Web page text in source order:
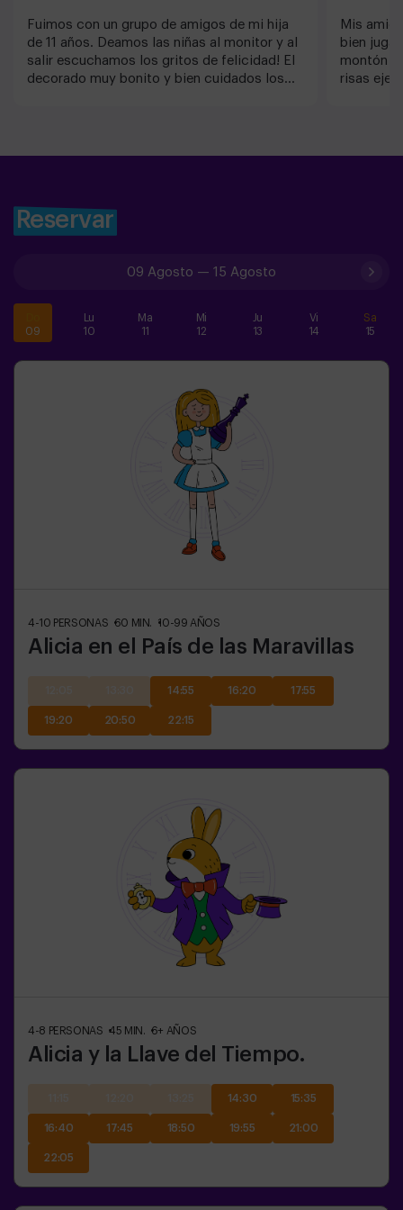
fiestas infantilesImportante: los niños deben ir
acompañados de un adulto, que cuenta como jugador.
Fuimos con un grupo de amigos de mi hija
de 11 años. Deamos las niñas al monitor y al
salir escuchamos los gritos de felicidad! El
decorado muy bonito y bien cuidados los
Mis
bien
montón
risas ejej No ha sido fácil pero hemos
Reservar
09 Agosto — 15 Agosto
09
Lu
10
Ma
11
Mi
12
Ju
13
Vi
14
Sa
15
4-10 PERSONAS 60 MIN. 10-99 AÑOS
Alicia en el País de las Maravillas
14:55 16:20 17:55
19:20 20:50 22:15
4-8 PERSONAS 45 MIN. 6+ AÑOS
Alicia y la Llave del Tiempo.
14:30 15:35
16:40 17:45 18:50 19:55 21:00
22:05